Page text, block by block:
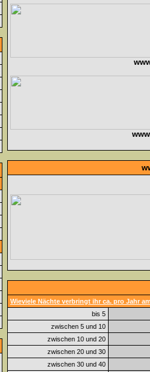
Wieviele Nächte verbringt ihr ca. pro Jahr
bis 5
zwischen 5 und 10
zwischen 10 und 20
zwischen 20 und 30
zwischen 30 und 40